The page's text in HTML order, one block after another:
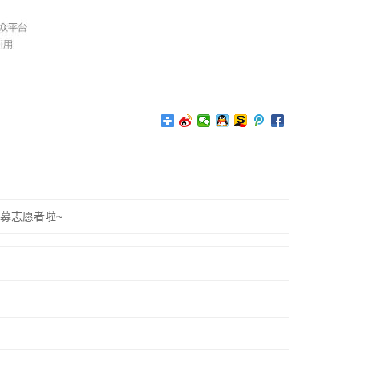
志愿者啦~